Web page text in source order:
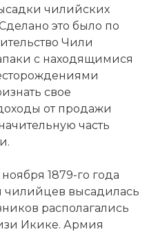
чилийских
это было по
Чили
с находящимися
свое
от продажи
часть
1879-го года
чилийцев высадилась
располагались
Икике. Армия